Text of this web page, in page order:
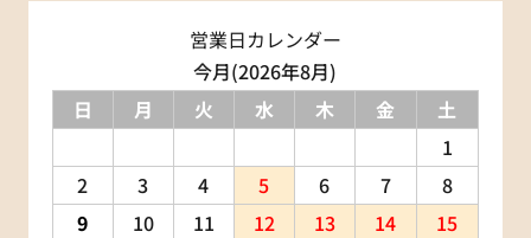
営業日カレンダー
今月(2026年8月)
日
月 火 水 木 金
土
1
2
3 4 5 6 7
8
9
10 11 12 13 14
15